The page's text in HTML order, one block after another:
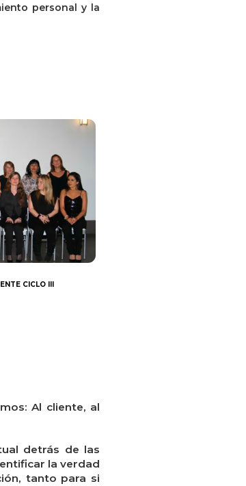
personal y la
CICLO III
Al cliente, al
detrás de las
la verdad
tanto para si